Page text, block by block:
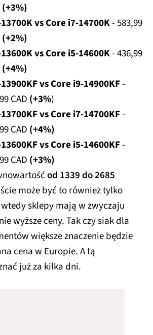
(+3%)
vs Core i7-14700K- 583,99
(+2%)
vs Core i5-14600K- 436,99
(+4%)
vs Core i9-14900KF-
CAD (+3%)
vs Core i7-14700KF-
CAD (+4%)
vs Core i5-14600KF-
CAD (+3%)
od 1339 do 2685
może być to również tylko
sklepy mają w zwyczaju
wyższe ceny. Tak czy siak dla
większe znaczenie będzie
cena w Europie. A tą
już za kilka dni.